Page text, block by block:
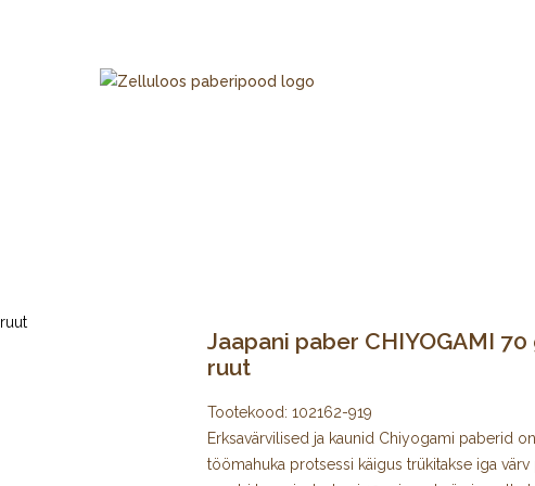
Jaapani paber CHIYOGAMI
ruut
Tootekood: 102162-919
Erksavärvilised ja kaunid Chiyogami paberid
töömahuka protsessi käigus trükitakse iga